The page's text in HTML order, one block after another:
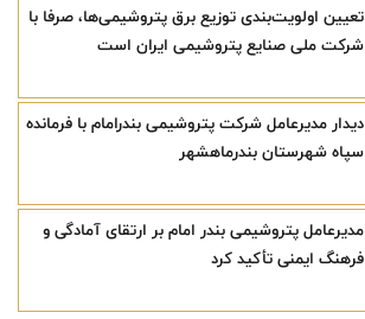
تعیین اولویت‌بندی توزیع برق پتروشیمی‌ها، صرفا با
شرکت ملی صنایع پتروشیمی ایران است
دیدار مدیرعامل شرکت پتروشیمی بندرامام با فرمانده
سپاه شهرستان بندرماهشهر
مدیرعامل پتروشیمی بندر امام بر ارتقای آمادگی و
فرهنگ ایمنی تأکید کرد